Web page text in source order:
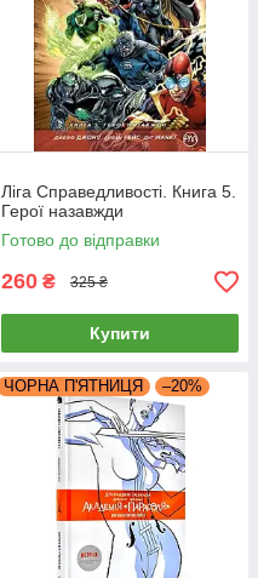
Ліга Справедливості. Книга 5.
Герої назавжди
Готово до відправки
260 ₴ 325 ₴
Купити
ЧОРНА П'ЯТНИЦЯ –20%